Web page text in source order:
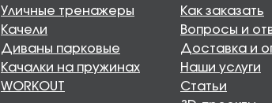
Уличные тренажеры
Качели
Диваны парковые
Качалки на пружинах
WORKOUT
Как заказать
Вопросы и
Доставка и
Наши услуги
Статьи